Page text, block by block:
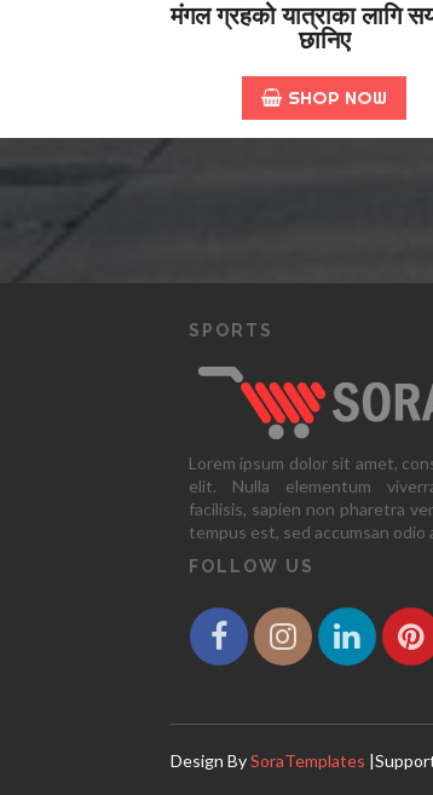
मंगल ग्रहको यात्राका लागि
छानिए
SHOP NOW
SPORTS
Lorem ipsum dolor sit amet,
elit. Nulla elementum
facilisis, sapien non pharetra
tempus est, sed accumsan odio
FOLLOW US
Design BySoraTemplates